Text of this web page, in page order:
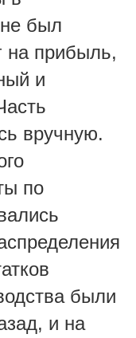
не был
на прибыль,
и
вручную.
по
были
и на